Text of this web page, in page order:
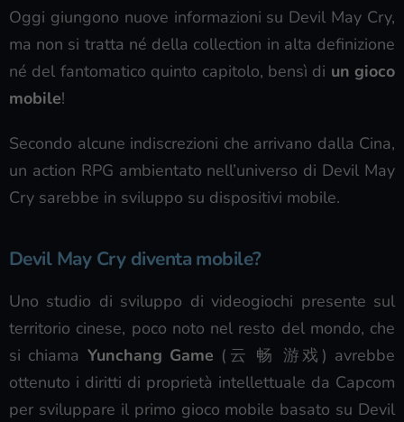
Oggi giungono nuove informazioni su Devil May Cry,
ma non si tratta né della collection in alta definizione
né del fantomatico quinto capitolo, bensì di un gioco
mobile!
Secondo alcune indiscrezioni che arrivano dalla Cina,
un action RPG ambientato nell’universo di Devil May
Cry sarebbe in sviluppo su dispositivi mobile.
Devil May Cry diventa mobile?
Uno studio di sviluppo di videogiochi presente sul
territorio cinese, poco noto nel resto del mondo, che
si chiama Yunchang Game (云 畅 游戏) avrebbe
ottenuto i diritti di proprietà intellettuale da Capcom
per sviluppare il primo gioco mobile basato su Devil